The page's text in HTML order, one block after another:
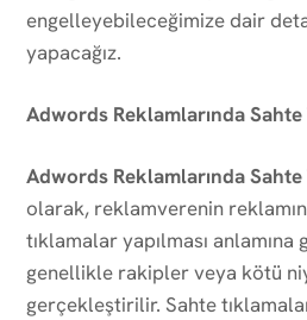
engelleyebileceğimize dair
yapacağız.
Adwords Reklamlarında
Adwords Reklamlarında
olarak, reklamverenin
tıklamalar yapılması anlamına
genellikle rakipler veya kötü
gerçekleştirilir. Sahte